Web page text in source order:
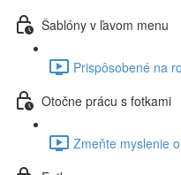
Šablóny v ľavom menu
Prispôsobené na
Otočne prácu s fotkami
Zmeňte myslenie